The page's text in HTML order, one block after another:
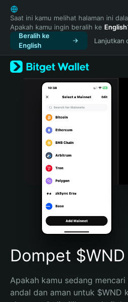
English
日本語
Tiếng Việt
Русский
Español (Latinoamérica)
Türkçe
Italiano
Português (Portugal)
Bahasa Indonesia
Português (Brasil)
Español (Argentina)
Saat ini kamu melihat halaman ini
Apakah kamu ingin beralih ke English
Beralih ke
English
Lanjutkan
Dompet $WND
Apakah kamu sedang
andal dan aman untuk $WND